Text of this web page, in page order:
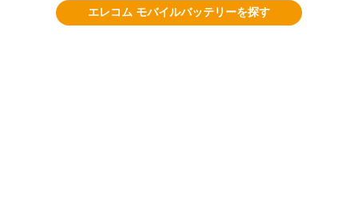
エレコム モバイルバッテリーを探す